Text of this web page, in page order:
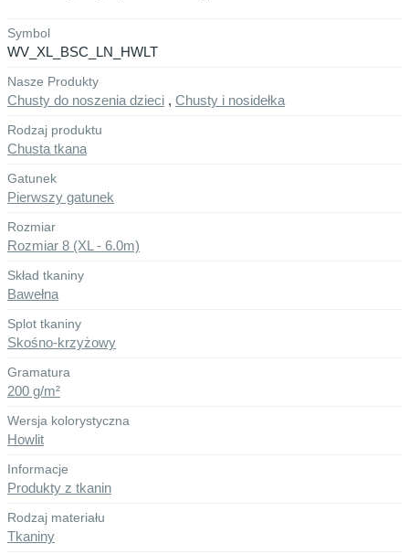
Symbol
WV_XL_BSC_LN_HWLT
Nasze Produkty
Chusty do noszenia dzieci , Chusty i nosidełka
Rodzaj produktu
Chusta tkana
Gatunek
Pierwszy gatunek
Rozmiar
Rozmiar 8 (XL - 6.0m)
Skład tkaniny
Bawełna
Splot tkaniny
Skośno-krzyżowy
Gramatura
200 g/m²
Wersja kolorystyczna
Howlit
Informacje
Produkty z tkanin
Rodzaj materiału
Tkaniny